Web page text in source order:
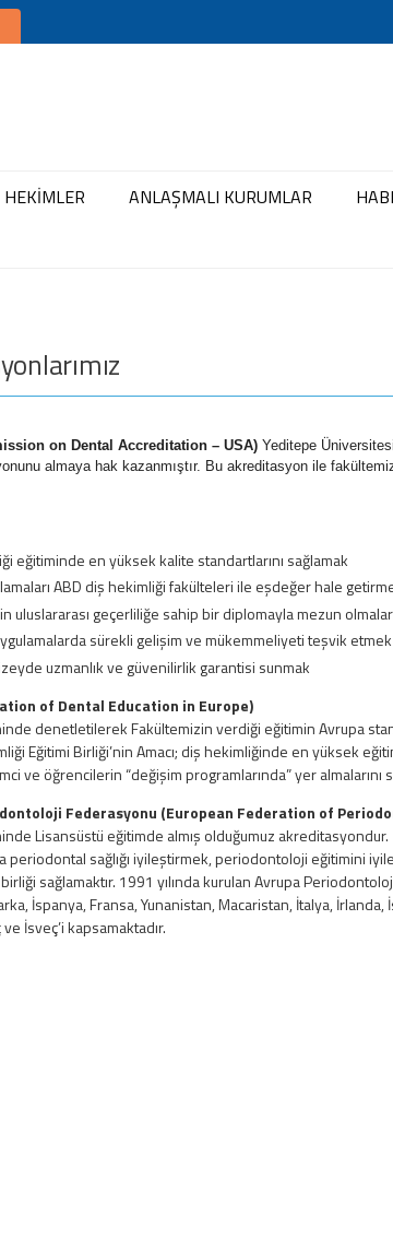
HEKİMLER ANLAŞMALI KURUMLAR
on Dental Accreditation – USA) Yeditepe
almaya hak kazanmıştır. Bu akreditasyon ile
eğitiminde en yüksek kalite standartlarını sağlamak
ABD diş hekimliği fakülteleri ile eşdeğer hale
uluslararası geçerliliğe sahip bir diplomayla mezun
sürekli gelişim ve mükemmeliyeti teşvik etmek
uzmanlık ve güvenilirlik garantisi sunmak
of Dental Education in Europe)
denetletilerek Fakültemizin verdiği eğitimin Avrupa
Eğitimi Birliği’nin Amacı; diş hekimliğinde en yüksek
ve öğrencilerin “değişim programlarında” yer
Federasyonu (European Federation of
Lisansüstü eğitimde almış olduğumuz akreditasyondur.
periodontal sağlığı iyileştirmek, periodontoloji eğitimini
sağlamaktır. 1991 yılında kurulan Avrupa
İspanya, Fransa, Yunanistan, Macaristan, İtalya,
İsveç’i kapsamaktadır.